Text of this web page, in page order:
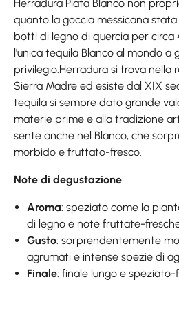
Herradura Plata Blanco non
quanto la goccia messicana
botti di legno di quercia per circa
l'unica tequila Blanco al mondo a
privilegio.Herradura si trova nella
Sierra Madre ed esiste dal XIX
tequila si sempre dato grande
materie prime e alla tradizione
sente anche nel Blanco, che
morbido e fruttato-fresco.
Note di degustazione
Aroma: speziato come la
di legno e note fruttate-
Gusto: sorprendentemente
agrumati e intense spezie di
Finale: finale lungo e speziato-